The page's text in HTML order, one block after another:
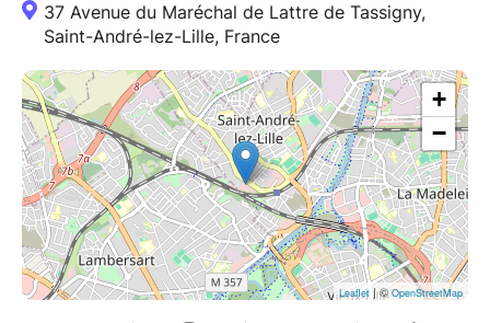
37 Avenue du Maréchal de Lattre de Tassigny,
Saint-André-lez-Lille, France
+
−
Leaflet| ©OpenStreetMap